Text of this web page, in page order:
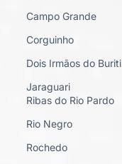
Campo Grande
Corguinho
Dois Irmãos do Buriti
Jaraguari
Ribas do Rio Pardo
Rio Negro
Rochedo